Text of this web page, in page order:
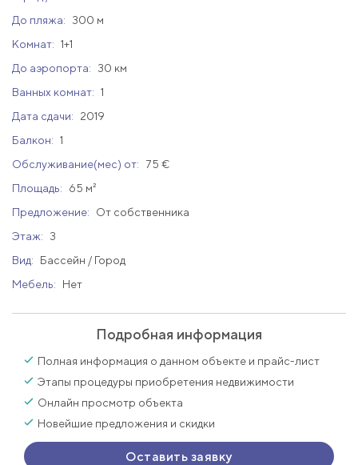
До пляжа:
300 м
Комнат: 1+1
До аэропорта:
30 км
Ванных комнат: 1
Дата сдачи:
2019
Балкон: 1
Обслуживание(мес) от:
75 €
Площадь:
65 м²
Предложение:
От собственника
Этаж:
3
Вид:
Бассейн / Город
Мебель:
Нет
Подробная информация
Полная информация о данном объекте и прайс-лист
Этапы процедуры приобретения недвижимости
Онлайн просмотр объекта
Новейшие предложения и скидки
Оставить заявку